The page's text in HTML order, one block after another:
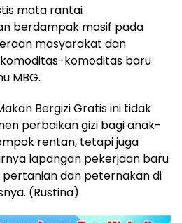
mata rantai
berdampak masif pada
masyarakat dan
komoditas baru
MBG.
Bergizi Gratis ini tidak
perbaikan gizi bagi anak-
rentan, tetapi juga
lapangan pekerjaan baru
dan peternakan di
(Rustina)